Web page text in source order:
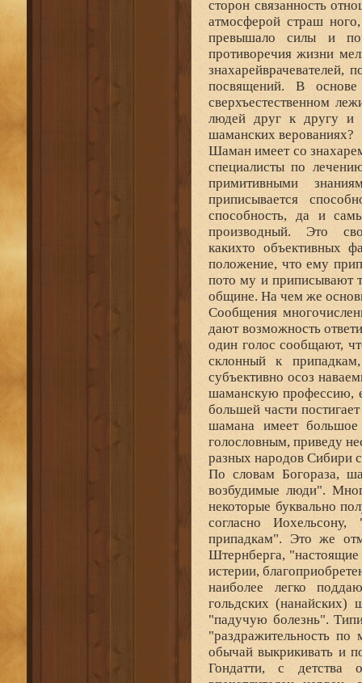
сторон связанность
атмосферой страш ного,
превышало силы и
противоречия жизни
знахарейврачевателей,
посвящений. В
сверхъестественном
людей друг к другу и
шаманских верованиях?
Шаман имеет со
специалисты по
примитивными
приписывается
способность, да и
производный. Это
какихто объективных
положение, что ему
пото му и приписывают
общине. На чем же
Сообщения
дают возможность
один голос сообщают,
склонный к
субъективно осоз
шаманскую профессию,
большей части
шамана имеет
голословным, приведу
разных народов Сибири
По словам Богораза,
возбудимые люди".
некоторые буквально
согласно
припадкам". Это же
Штернберга,
истерии,
наиболее легко
гольдских (нанайских)
"падучую болезнь".
"раздражительность
обычай выкрикивать и
Гондатти, с детства